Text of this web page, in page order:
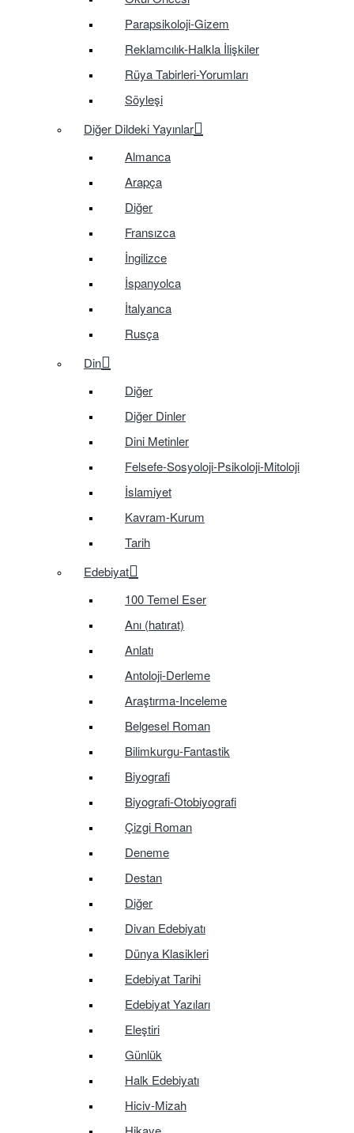
Parapsikoloji-Gizem
Reklamcılık-Halkla İlişkiler
Rüya Tabirleri-Yorumları
Söyleşi
Diğer Dildeki Yayınlar
Almanca
Arapça
Diğer
Fransızca
İngilizce
İspanyolca
İtalyanca
Rusça
Din
Diğer
Diğer Dinler
Dini Metinler
Felsefe-Sosyoloji-Psikoloji-Mitoloji
İslamiyet
Kavram-Kurum
Tarih
Edebiyat
100 Temel Eser
Anı (hatırat)
Anlatı
Antoloji-Derleme
Araştırma-Inceleme
Belgesel Roman
Bilimkurgu-Fantastik
Biyografi
Biyografi-Otobiyografi
Çizgi Roman
Deneme
Destan
Diğer
Divan Edebiyatı
Dünya Klasikleri
Edebiyat Tarihi
Edebiyat Yazıları
Eleştiri
Günlük
Halk Edebiyatı
Hiciv-Mizah